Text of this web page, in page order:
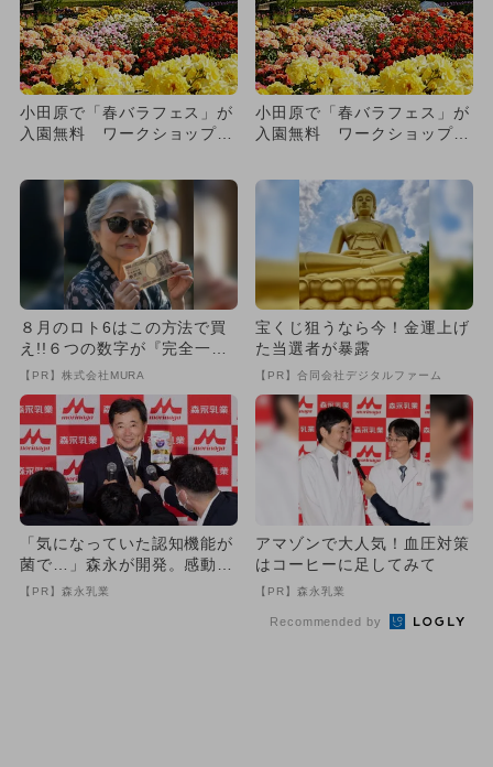
小田原で「春バラフェス」が
入園無料 ワークショップ＆
小田原で「春バラフェス」が
入園無料 ワークショップ＆
８月のロト6はこの方法で買
え!!６つの数字が『完全一
致』する方法
【PR】株式会社MURA
宝くじ狙うなら今！金運上げ
た当選者が暴露
【PR】合同会社デジタルファーム
「気になっていた認知機能が
菌で…」森永が開発。感動の
70代続出
【PR】森永乳業
アマゾンで大人気！血圧対策
はコーヒーに足してみて
【PR】森永乳業
Recommended by